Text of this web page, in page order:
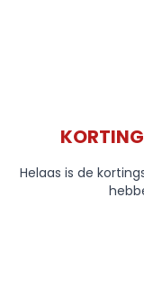
Helaas is de